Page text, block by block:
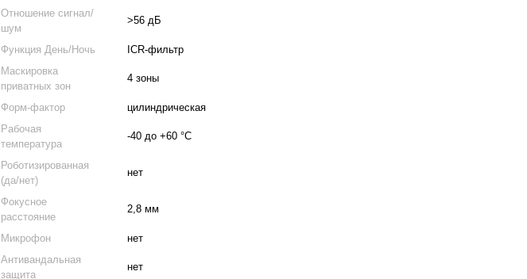
Отношение сигнал/
шум
>56 дБ
Функция День/Ночь
ICR-фильтр
Маскировка
приватных зон
4 зоны
Форм-фактор
цилиндрическая
Рабочая
температура
-40 до +60 °C
Роботизированная
(да/нет)
нет
Фокусное
расстояние
2,8 мм
Микрофон
нет
Антивандальная
защита
нет